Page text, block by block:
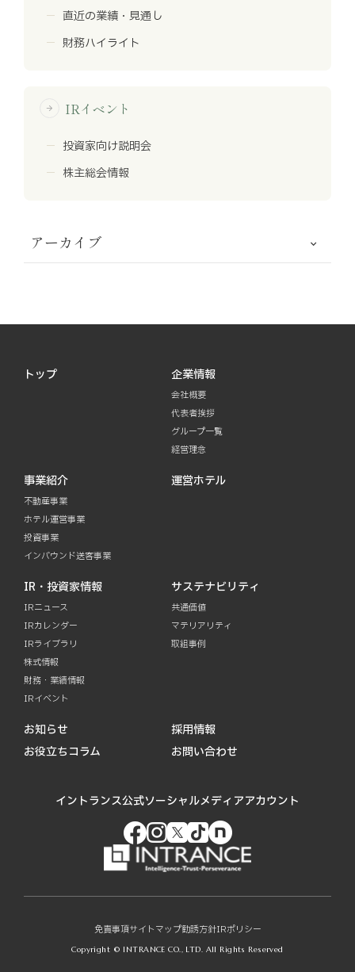
直近の業績・見通し
財務ハイライト
arrow_forward IRイベント
投資家向け説明会
株主総会情報
アーカイブ
トップ 企業情報
会社概要
代表者挨拶
グループ一覧
経営理念
事業紹介
不動産事業
ホテル運営事業
投資事業
インバウンド送客事業
運営ホテル
IR・投資家情報
IRニュース
IRカレンダー
IRライブラリ
株式情報
財務・業績情報
IRイベント
サステナビリティ
共通価値
マテリアリティ
取組事例
お知らせ
お役立ちコラム
採用情報
お問い合わせ
イントランス公式ソーシャルメディアアカウント
免責事項サイトマップ勧誘方針IRポリシー
Copyright © INTRANCE CO., LTD. All Rights Reserved